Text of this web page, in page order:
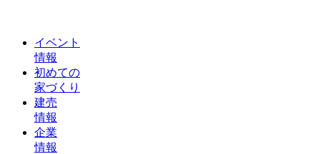
イベント
情報
初めての
家づくり
建売
情報
企業
情報